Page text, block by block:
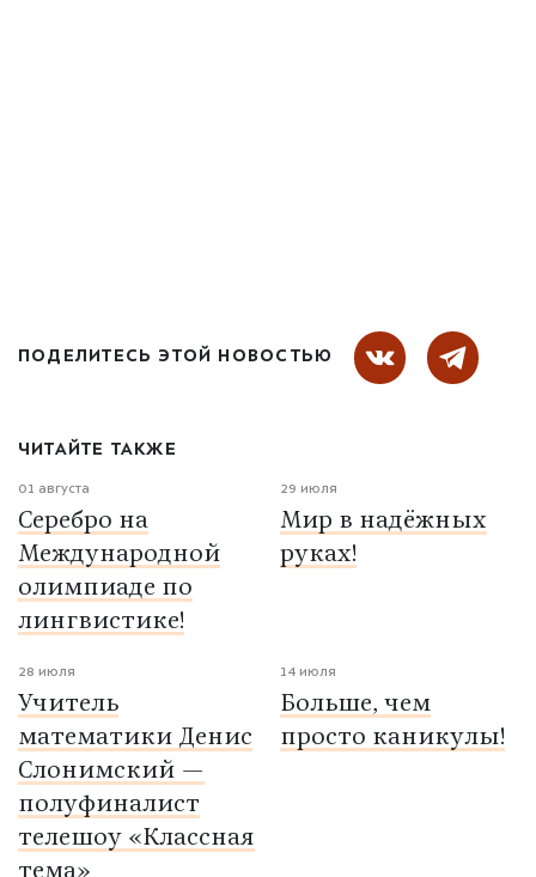
ПОДЕЛИТЕСЬ ЭТОЙ НОВОСТЬЮ
ЧИТАЙТЕ ТАКЖЕ
01 августа
Серебро на
Международной
олимпиаде по
лингвистике!
29 июля
Мир в надёжных
руках!
28 июля
Учитель
математики Денис
Слонимский —
полуфиналист
телешоу «Классная
14 июля
Больше, чем
просто каникулы!